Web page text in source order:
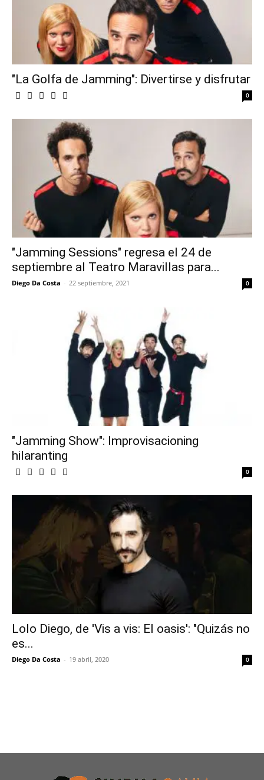
"La Golfa de Jamming": Divertirse y disfrutar
0
"Jamming Sessions" regresa el 24 de
septiembre al Teatro Maravillas para...
Diego Da Costa - 22 septiembre, 2021 0
"Jamming Show": Improvisacioning
hilaranting
0
Lolo Diego, de 'Vis a vis: El oasis': "Quizás no
es...
Diego Da Costa - 19 abril, 2020 0